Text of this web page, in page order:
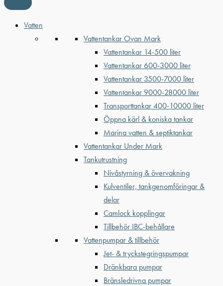
Vatten
Vattentankar Ovan Mark
Vattentankar 14-500 liter
Vattentankar 600-3000 liter
Vattentankar 3500-7000 liter
Vattentankar 9000-28000 liter
Transporttankar 400-10000 liter
Öppna kärl & koniska tankar
Marina vatten & septiktankar
Vattentankar Under Mark
Tankutrustning
Nivåstyrning & övervakning
Kulventiler, tankgenomföringar &
delar
Camlock kopplingar
Tillbehör IBC-behållare
Vattenpumpar & tillbehör
Jet- & tryckstegringspumpar
Dränkbara pumpar
Bränsledrivna pumpar